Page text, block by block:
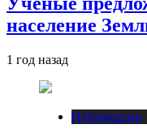
население
1 год назад
Публикации